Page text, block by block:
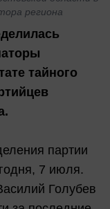
региона
тайного
партии
7 июля.
Голубев